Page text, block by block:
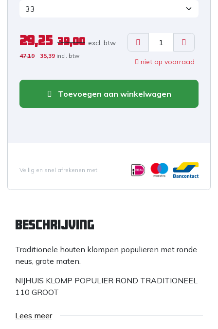
29,25 39,00 excl. btw
47,19 35,39 incl. btw
niet op voorraad
Toevoegen aan winkelwagen
Veilig en snel afrekenen met
Beschrijving
Traditionele houten klompen populieren met ronde
neus, grote maten.
NIJHUIS KLOMP POPULIER ROND TRADITIONEEL
110 GROOT
Lees meer